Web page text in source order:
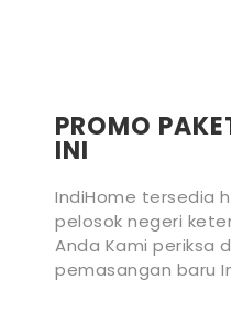
PROMO
INI
IndiHome tersedia
pelosok negeri
Anda Kami periksa
pemasangan baru